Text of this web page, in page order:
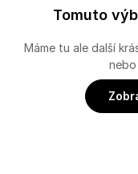
Tomuto
Máme tu ale další